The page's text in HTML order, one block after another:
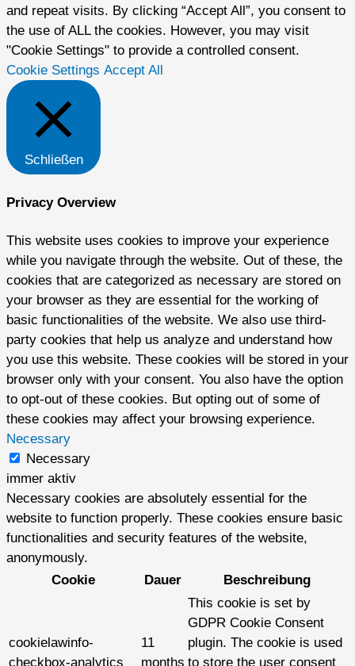
and repeat visits. By clicking “Accept All”, you consent to
the use of ALL the cookies. However, you may visit
"Cookie Settings" to provide a controlled consent.
Cookie Settings Accept All
Schließen
Privacy Overview
This website uses cookies to improve your experience
while you navigate through the website. Out of these, the
cookies that are categorized as necessary are stored on
your browser as they are essential for the working of
basic functionalities of the website. We also use third-
party cookies that help us analyze and understand how
you use this website. These cookies will be stored in your
browser only with your consent. You also have the option
to opt-out of these cookies. But opting out of some of
these cookies may affect your browsing experience.
Necessary
Necessary
immer aktiv
Necessary cookies are absolutely essential for the
website to function properly. These cookies ensure basic
functionalities and security features of the website,
anonymously.
Cookie
Dauer Beschreibung
cookielawinfo-
checkbox-analytics
11
months
This cookie is set by
GDPR Cookie Consent
plugin. The cookie is used
to store the user consent